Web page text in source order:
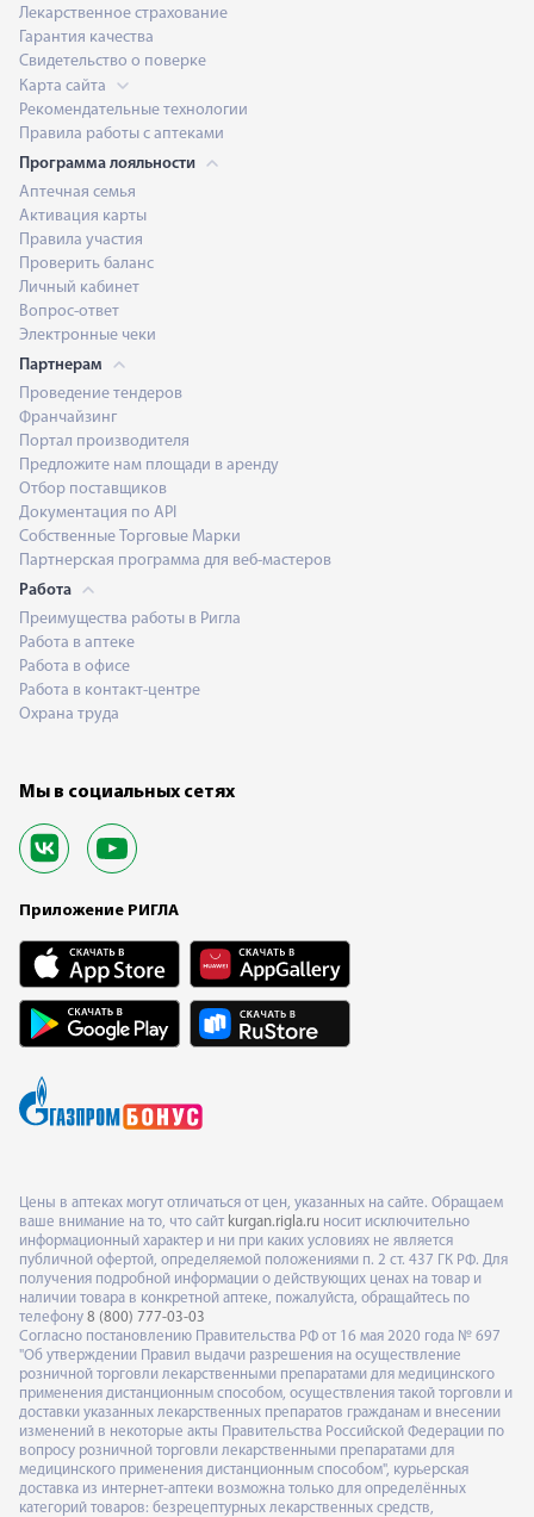
Лекарственное страхование
Гарантия качества
Свидетельство о поверке
Карта сайта
Рекомендательные технологии
Правила работы с аптеками
Программа лояльности
Аптечная семья
Активация карты
Правила участия
Проверить баланс
Личный кабинет
Вопрос-ответ
Электронные чеки
Партнерам
Проведение тендеров
Франчайзинг
Портал производителя
Предложите нам площади в аренду
Отбор поставщиков
Документация по API
Собственные Торговые Марки
Партнерская программа для веб-мастеров
Работа
Преимущества работы в Ригла
Работа в аптеке
Работа в офисе
Работа в контакт-центре
Охрана труда
Мы в социальных сетях
Приложение РИГЛА
Цены в аптеках могут отличаться от цен, указанных на сайте. Обращаем
ваше внимание на то, что сайт kurgan.rigla.ru носит исключительно
информационный характер и ни при каких условиях не является
публичной офертой, определяемой положениями п. 2 ст. 437 ГК РФ. Для
получения подробной информации о действующих ценах на товар и
наличии товара в конкретной аптеке, пожалуйста, обращайтесь по
телефону 8 (800) 777-03-03
Согласно постановлению Правительства РФ от 16 мая 2020 года № 697
"Об утверждении Правил выдачи разрешения на осуществление
розничной торговли лекарственными препаратами для медицинского
применения дистанционным способом, осуществления такой торговли и
доставки указанных лекарственных препаратов гражданам и внесении
изменений в некоторые акты Правительства Российской Федерации по
вопросу розничной торговли лекарственными препаратами для
медицинского применения дистанционным способом", курьерская
доставка из интернет-аптеки возможна только для определённых
категорий товаров: безрецептурных лекарственных средств,